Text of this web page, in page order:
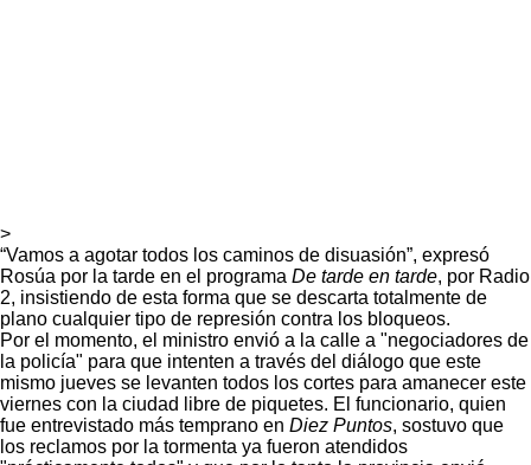
>
“Vamos a agotar todos los caminos de disuasión”, expresó
Rosúa por la tarde en el programa De tarde en tarde, por Radio
2, insistiendo de esta forma que se descarta totalmente de
plano cualquier tipo de represión contra los bloqueos.
Por el momento, el ministro envió a la calle a "negociadores de
la policía" para que intenten a través del diálogo que este
mismo jueves se levanten todos los cortes para amanecer este
viernes con la ciudad libre de piquetes. El funcionario, quien
fue entrevistado más temprano en Diez Puntos, sostuvo que
los reclamos por la tormenta ya fueron atendidos